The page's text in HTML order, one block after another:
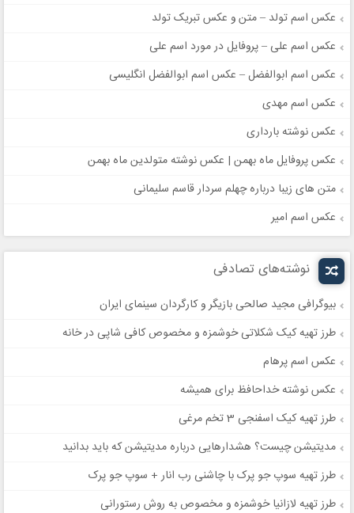
عکس اسم تولد – متن و عکس تبریک تولد
عکس اسم علی – پروفایل در مورد اسم علی
عکس اسم ابوالفضل – عکس اسم ابوالفضل انگلیسی
عکس اسم مهدی
عکس نوشته بارداری
عکس پروفایل ماه بهمن | عکس نوشته متولدین ماه بهمن
متن های زیبا درباره چهلم سردار قاسم سلیمانی
عکس اسم امیر
نوشته‌های تصادفی
بیوگرافی مجید صالحی بازیگر و کارگردان سینمای ایران
طرز تهیه کیک شکلاتی خوشمزه و مخصوص کافی شاپی در خانه
عکس اسم پرهام
عکس نوشته خداحافظ برای همیشه
طرز تهیه کیک اسفنجی 3 تخم مرغی
مدیتیشن چیست؟ هشدارهایی درباره مدیتیشن که باید بدانید
طرز تهیه سوپ جو پرک با چاشنی رب انار + سوپ جو پرک
طرز تهیه لازانیا خوشمزه و مخصوص به روش رستورانی